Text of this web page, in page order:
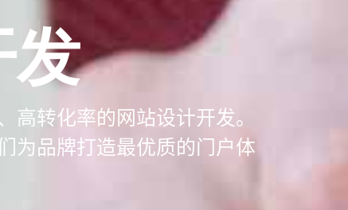
转化率的网站设计开发。
为品牌打造最优质的门户体